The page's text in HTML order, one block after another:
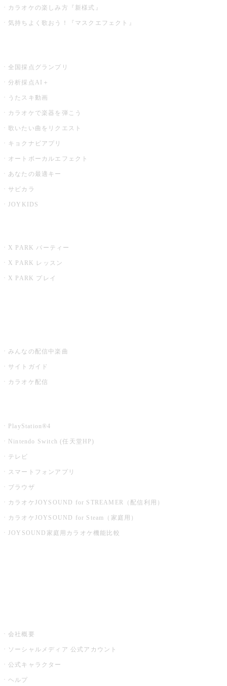
カラオケの楽しみ方『新様式』
気持ちよく歌おう！『マスクエフェクト』
全国採点グランプリ
分析採点AI＋
うたスキ動画
カラオケで楽器を弾こう
歌いたい曲をリクエスト
キョクナビアプリ
オートボーカルエフェクト
あなたの最適キー
サビカラ
JOYKIDS
X PARK パーティー
X PARK レッスン
X PARK プレイ
みんなの配信中楽曲
サイトガイド
カラオケ配信
PlayStation®4
Nintendo Switch (任天堂HP)
テレビ
スマートフォンアプリ
ブラウザ
カラオケJOYSOUND for STREAMER（配信利用）
カラオケJOYSOUND for Steam（家庭用）
JOYSOUND家庭用カラオケ機能比較
会社概要
ソーシャルメディア 公式アカウント
公式キャラクター
ヘルプ